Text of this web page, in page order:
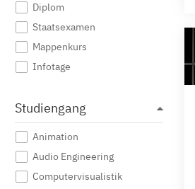
Diplom
Staatsexamen
Mappenkurs
Infotage
Studiengang
Animation
Audio Engineering
Computervisualistik